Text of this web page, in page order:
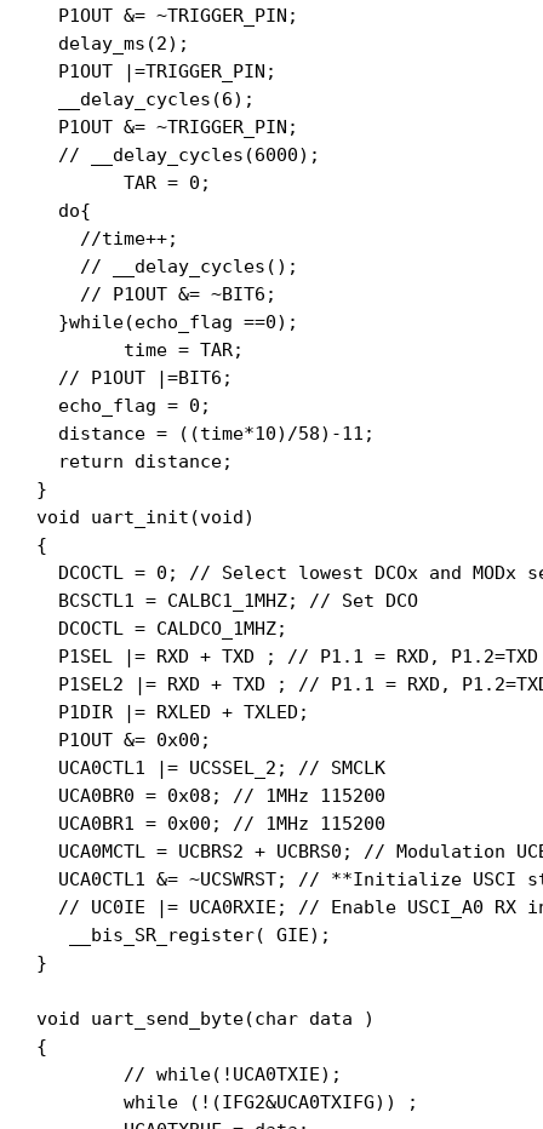
  P1OUT &= ~TRIGGER_PIN;
  delay_ms(2);
  P1OUT |=TRIGGER_PIN;
  __delay_cycles(6);
  P1OUT &= ~TRIGGER_PIN;
  // __delay_cycles(6000);
	TAR = 0;
  do{
    //time++;
    // __delay_cycles();
    // P1OUT &= ~BIT6;
  }while(echo_flag ==0);
  // P1OUT |=BIT6;
  echo_flag = 0;
  distance = ((time*10)/58)-11;
  return distance;
}
void uart_init(void)
{
DCOCTL = 0; // Select lowest DCOx and MODx
  BCSCTL1 = CALBC1_1MHZ; // Set DCO
  DCOCTL = CALDCO_1MHZ;
  P1SEL |= RXD + TXD ; // P1.1 = RXD, P1.2=TXD
P1SEL2 |= RXD + TXD ; // P1.1 = RXD,
  P1DIR |= RXLED + TXLED;
  P1OUT &= 0x00;
  UCA0CTL1 |= UCSSEL_2; // SMCLK
  UCA0BR0 = 0x08; // 1MHz 115200
  UCA0BR1 = 0x00; // 1MHz 115200
UCA0MCTL = UCBRS2 + UCBRS0; // Modulation
UCA0CTL1 &= ~UCSWRST; // **Initialize USCI
// UC0IE |= UCA0RXIE; // Enable USCI_A0 RX
   __bis_SR_register( GIE);
}
void uart_send_byte(char data )
{
	while (!(IFG2&UCA0TXIFG)) ;